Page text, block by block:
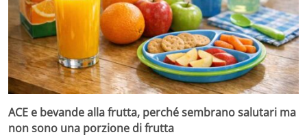
ACE e bevande alla frutta, perché sembrano salutari ma
non sono una porzione di frutta